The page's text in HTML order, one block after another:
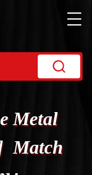
Metal
] Match